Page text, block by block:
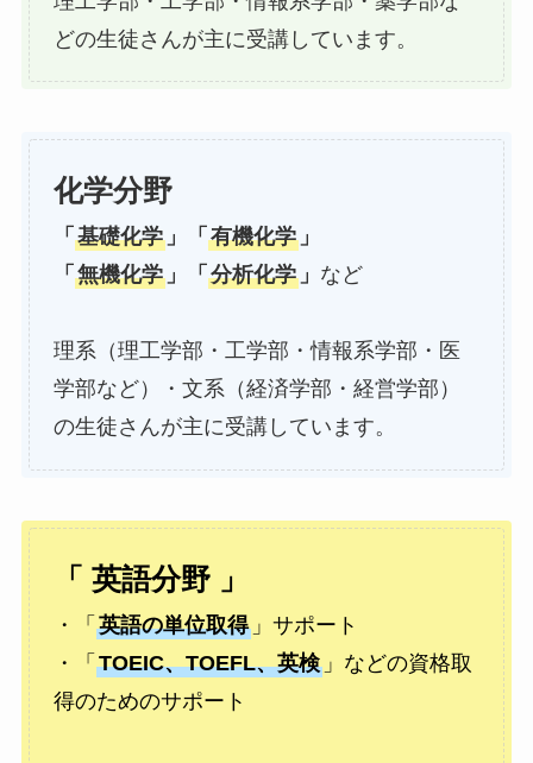
どの生徒さんが主に受講しています。
化学分野
「 基礎化学」「 有機化学」
「 無機化学」「 分析化学」 など
理系（理工学部・工学部・情報系学部・医
学部など）・文系（経済学部・経営学部）
の生徒さんが主に受講しています。
「 英語分野 」
・「 英語の単位取得」サポート
・「 TOEIC、TOEFL、英検」などの資格取
得のためのサポート